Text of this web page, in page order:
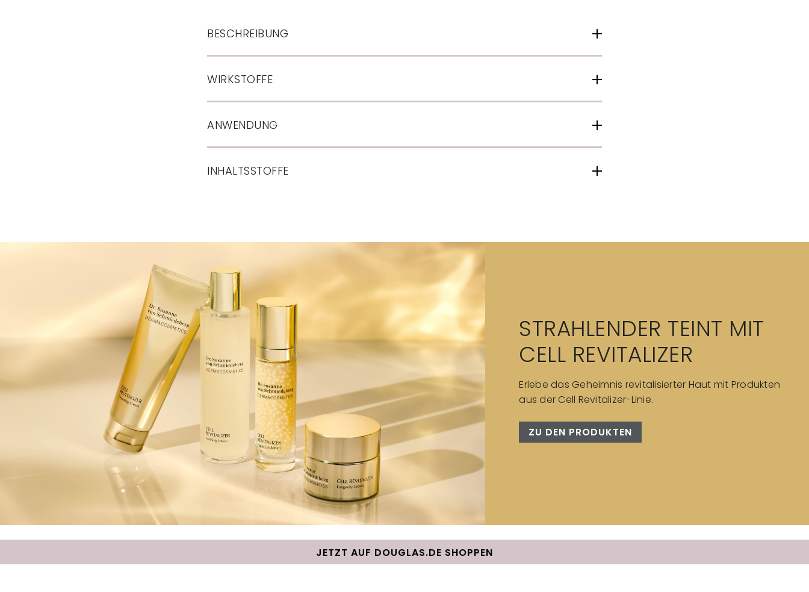
BESCHREIBUNG
WIRKSTOFFE
ANWENDUNG
INHALTSSTOFFE
STRAHLENDER TEINT MIT
CELL REVITALIZER
Erlebe das Geheimnis revitalisierter Haut mit Produkten
aus der Cell Revitalizer-Linie.
ZU DEN PRODUKTEN
JETZT AUF DOUGLAS.DE SHOPPEN